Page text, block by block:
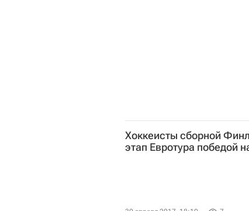
Хоккеисты сборной
этап Евротура победой